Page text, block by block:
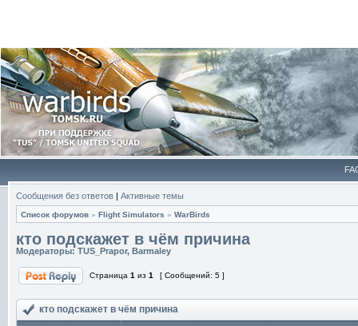
Сообщения без ответов | Активные темы
Список форумов » Flight Simulators » WarBirds
кто подскажет в чём причина
Модераторы:TUS_Prapor, Barmaley
Страница 1 из 1 [ Сообщений: 5 ]
кто подскажет в чём причина